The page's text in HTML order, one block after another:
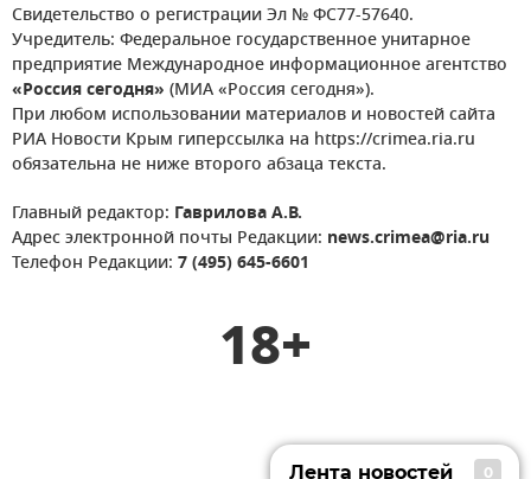
Свидетельство о регистрации Эл № ФС77-57640.
Учредитель: Федеральное государственное унитарное
предприятие Международное информационное агентство
«Россия сегодня» (МИА «Россия сегодня»).
При любом использовании материалов и новостей сайта
РИА Новости Крым гиперссылка на https://crimea.ria.ru
обязательна не ниже второго абзаца текста.
Главный редактор: Гаврилова А.В.
Адрес электронной почты Редакции: news.crimea@ria.ru
Телефон Редакции: 7 (495) 645-6601
18+
Лента новостей 0